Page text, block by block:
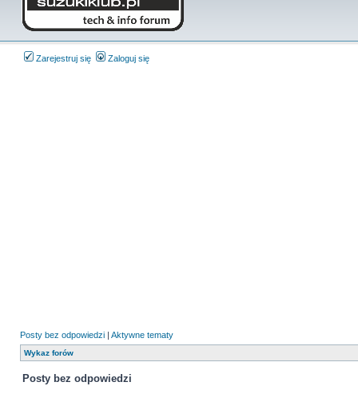
Zarejestruj się Zaloguj się
Posty bez odpowiedzi | Aktywne tematy
Wykaz forów
Posty bez odpowiedzi